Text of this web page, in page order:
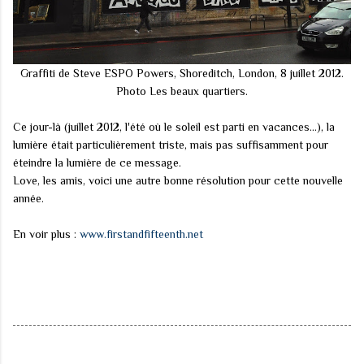
Graffiti de Steve ESPO Powers, Shoreditch, London, 8 juillet 2012.
Photo Les beaux quartiers.
Ce jour-là (juillet 2012, l'été où le soleil est parti en vacances...), la
lumière était particulièrement triste, mais pas suffisamment pour
éteindre la lumière de ce message.
Love, les amis, voici une autre bonne résolution pour cette nouvelle
année.
En voir plus : www.firstandfifteenth.net